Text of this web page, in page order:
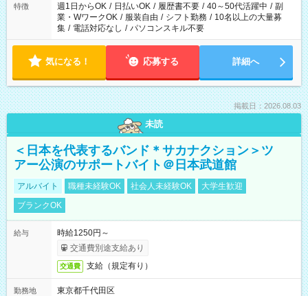
特徴 週1日からOK / 日払いOK / 履歴書不要 / 40～50代活躍中 / 副
業・WワークOK / 服装自由 / シフト勤務 / 10名以上の大量募
集 / 電話対応なし / パソコンスキル不要
気になる！ 応募する 詳細へ
掲載日：2026.08.03
未読
＜日本を代表するバンド＊サカナクション＞ツ
アー公演のサポートバイト＠日本武道館
アルバイト 職種未経験OK 社会人未経験OK
大学生歓迎
ブランクOK
給与
時給1250円～
交通費別途支給あり
交通費 支給（規定有り）
勤務地
東京都千代田区